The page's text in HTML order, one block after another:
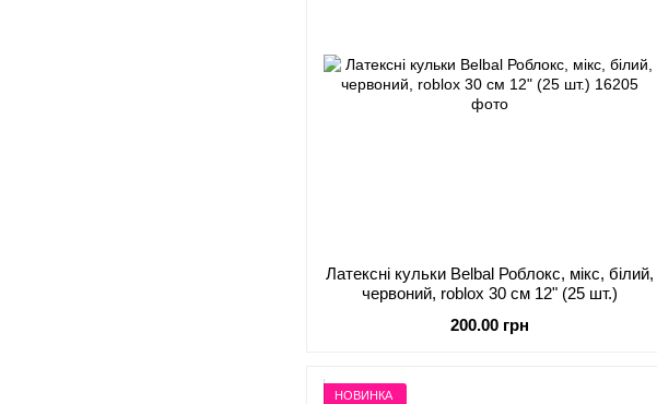
Латексні кульки Belbal Роблокс, мікс, білий,
червоний, roblox 30 см 12" (25 шт.)
200.00 грн
НОВИНКА